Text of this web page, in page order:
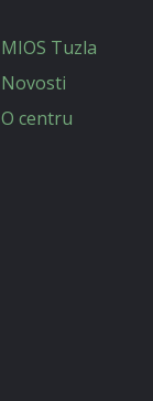
MIOS Tuzla
Novosti
O centru